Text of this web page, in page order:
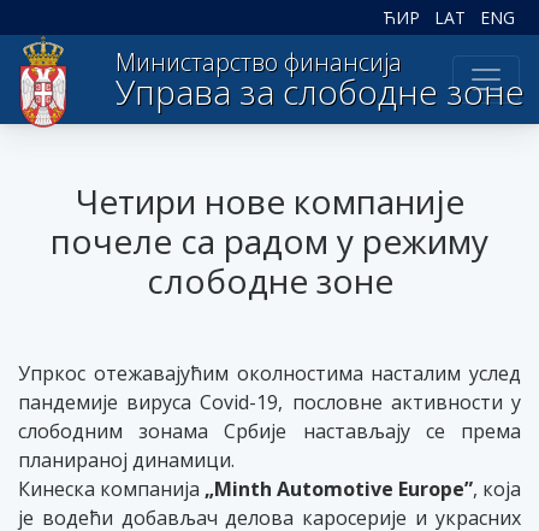
ЋИР LAT ENG
Министарство финансија
Управа за слободне зоне
Четири нове компаније
почеле са радом у режиму
слободне зоне
Упркос отежавајућим околностима насталим услед
пандемије вируса Covid-19, пословне активности у
слободним зонама Србије настављају се према
планираној динамици.
Кинеска компанија „Minth Automotive Europe”, која
је водећи добављач делова каросерије и украсних